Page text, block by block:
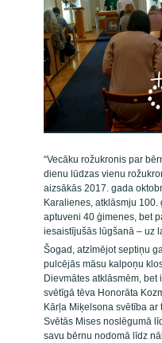
“Vecāku rožukronis par
dienu lūdzas vienu
aizsākās 2017. gada
Karalienes, atklāsmju
aptuveni 40 ģimenes, bet
iesaistījušās lūgšanā – uz
Šogad, atzīmējot septiņu
pulcējās māsu kalpoņu
Dievmātes atklāsmēm,
svētīgā tēva Honorāta
Kārļa Miķelsona svētība
Svētās Mises noslēgumā
savu bērnu nodomā līdz